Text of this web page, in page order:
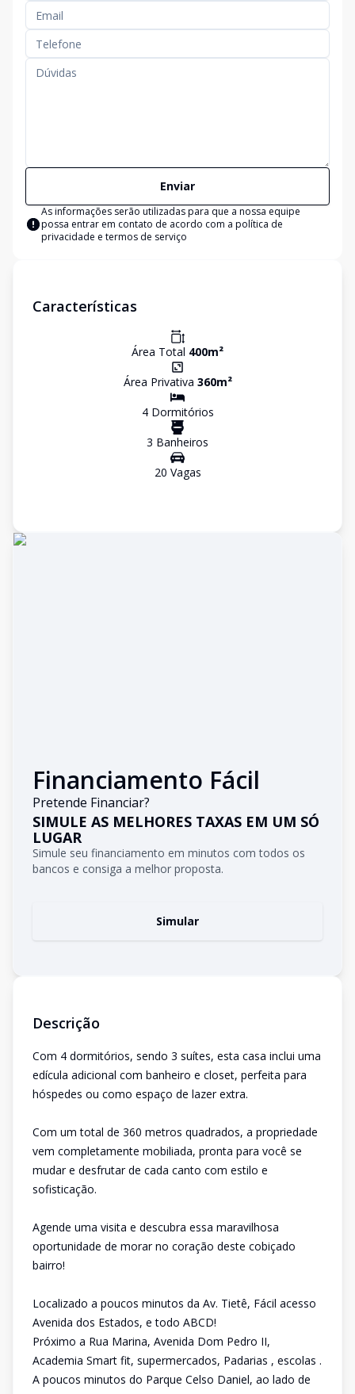
Enviar
As informações serão utilizadas para que a nossa equipe
possa entrar em contato de acordo com a política de
privacidade e termos de serviço
Características
Área Total 400m²
Área Privativa 360m²
4Dormitórios
3 Banheiros
20 Vagas
Financiamento Fácil
Pretende Financiar?
SIMULE AS MELHORES TAXAS EM UM SÓ
LUGAR
Simule seu financiamento em minutos com todos os
bancos e consiga a melhor proposta.
Simular
Descrição
Com 4 dormitórios, sendo 3 suítes, esta casa inclui uma
edícula adicional com banheiro e closet, perfeita para
hóspedes ou como espaço de lazer extra.
Com um total de 360 metros quadrados, a propriedade
vem completamente mobiliada, pronta para você se
mudar e desfrutar de cada canto com estilo e
sofisticação.
Agende uma visita e descubra essa maravilhosa
oportunidade de morar no coração deste cobiçado
bairro!
Localizado a poucos minutos da Av. Tietê, Fácil acesso
Avenida dos Estados, e todo ABCD!
Próximo a Rua Marina, Avenida Dom Pedro II,
Academia Smart fit, supermercados, Padarias , escolas .
A poucos minutos do Parque Celso Daniel, ao lado de